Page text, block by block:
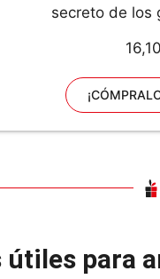
secreto de los
útiles para